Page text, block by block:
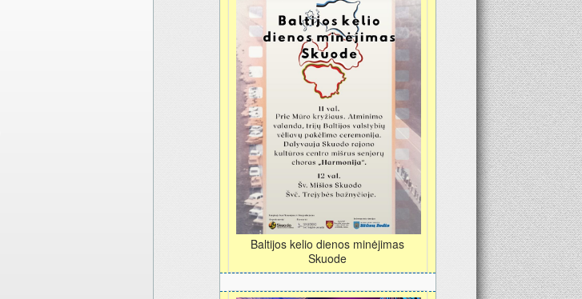
Baltijos kelio dienos minėjimas
Skuode